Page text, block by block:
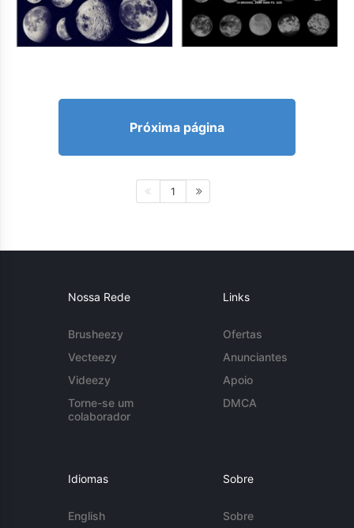
Próxima página
1
Nossa Rede
Brusheezy
Vecteezy
Videezy
Torne-se um
colaborador
Links
Ofertas
Anunciantes
Apoio
DMCA
Idiomas
English
Sobre
Sobre